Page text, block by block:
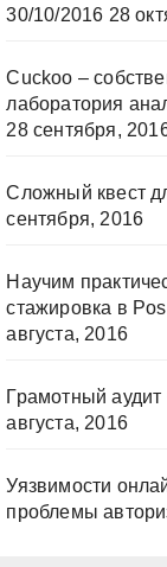
30/10/2016 28
Cuckoo –
лаборатория
28 сентября,
Сложный квест
сентября, 2016
Научим
стажировка в
августа, 2016
Грамотный аудит
августа, 2016
Уязвимости
проблемы